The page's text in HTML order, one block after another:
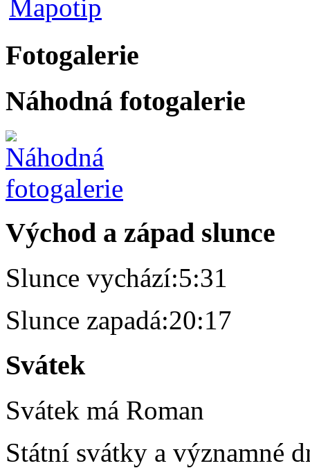
Fotogalerie
Náhodná fotogalerie
Východ a západ slunce
Slunce vychází:5:31
Slunce zapadá:20:17
Svátek
Svátek má Roman
Státní svátky a významné